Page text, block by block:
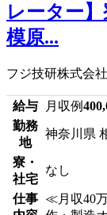
レーター
模原...
フジ技研株式会
給与 月収例
勤務
地
神奈川県
寮・
社宅
なし
仕事 ≪月収40